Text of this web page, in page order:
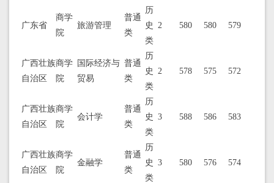
广东省
商学
院
旅游管理
普通
类
历
史
类
2 580 580 579
广西壮族
自治区
商学
院
国际经济与
贸易
普通
类
历
史
类
2 578 575 572
广西壮族
自治区
商学
院
会计学
普通
类
历
史
类
3 588 586 583
广西壮族
自治区
商学
院
金融学
普通
类
历
史
类
3 580 576 574